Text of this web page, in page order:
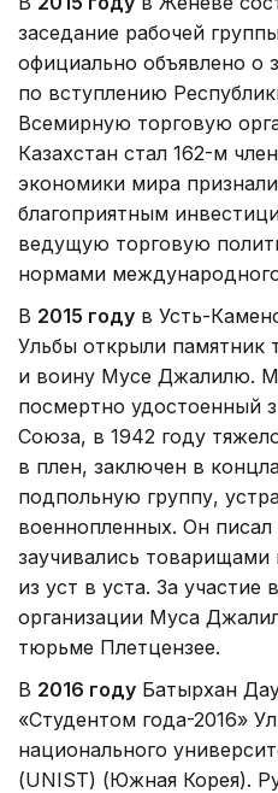
заседание рабочей
официально объявлено о
по вступлению
Всемирную торговую
Казахстан стал 162-м
экономики мира
благоприятным
ведущую торговую
нормами
В 2015 году в Усть-
Ульбы открыли памятник
и воину Мусе Джалилю.
посмертно удостоенный
Союза, в 1942 году
в плен, заключен в
подпольную группу,
военнопленных. Он
заучивались товарищами
из уст в уста. За участие
организации Муса
тюрьме Плетцензее.
В 2016 году Батырхан
«Студентом года-2016»
национального
(UNIST) (Южная Корея).